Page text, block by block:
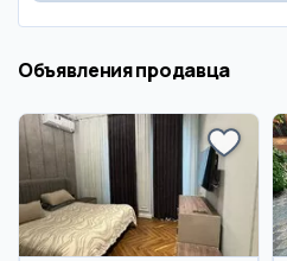
Объявления продавца